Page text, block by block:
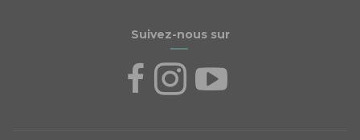
Suivez-nous sur